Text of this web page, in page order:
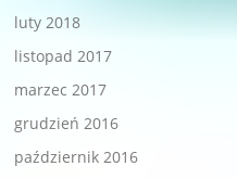
luty 2018
listopad 2017
marzec 2017
grudzień 2016
październik 2016